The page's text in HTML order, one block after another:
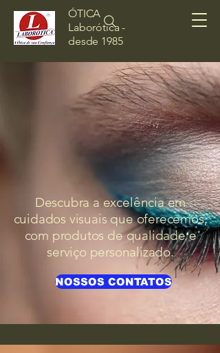
ÓTICA
Laborótica -
desde 1985
Descubra a excelência em
cuidados visuais que oferecemos,
com produtos de qualidade e
serviço personalizado.
NOSSOS CONTATOS